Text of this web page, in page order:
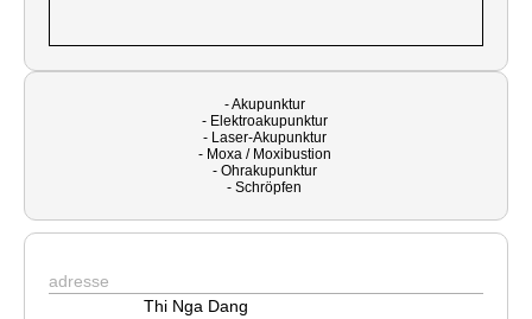
- Akupunktur
- Elektroakupunktur
- Laser-Akupunktur
- Moxa / Moxibustion
- Ohrakupunktur
- Schröpfen
adresse
Thi Nga Dang